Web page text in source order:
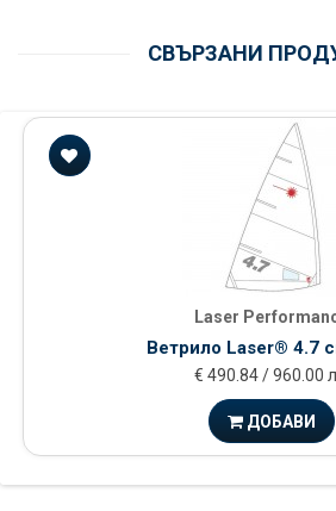
СВЪРЗАНИ
Laser
Ветрило Laser® 4.7
€ 490.84 / 960.00
ДОБАВИ